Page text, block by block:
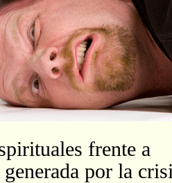
frente a
por la